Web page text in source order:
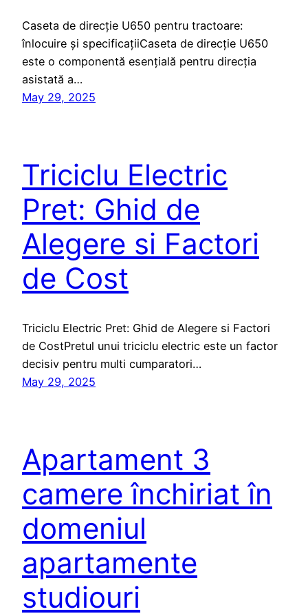
Caseta de direcție U650 pentru tractoare:
înlocuire și specificațiiCaseta de direcție U650
este o componentă esențială pentru direcția
asistată a…
May 29, 2025
Triciclu Electric
Pret: Ghid de
Alegere si Factori
de Cost
Triciclu Electric Pret: Ghid de Alegere si Factori
de CostPretul unui triciclu electric este un factor
decisiv pentru multi cumparatori…
May 29, 2025
Apartament 3
camere închiriat în
domeniul
apartamente
studiouri